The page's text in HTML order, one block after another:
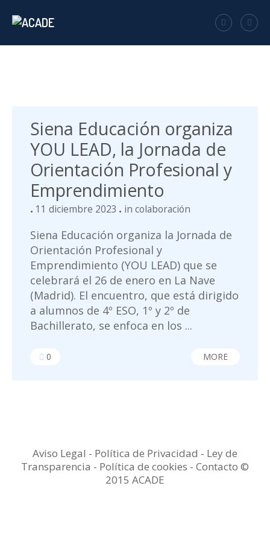
Siena Educación organiza
YOU LEAD, la Jornada de
Orientación Profesional y
Emprendimiento
11 diciembre 2023 in colaboración
Siena Educación organiza la Jornada de
Orientación Profesional y
Emprendimiento (YOU LEAD) que se
celebrará el 26 de enero en La Nave
(Madrid). El encuentro, que está dirigido
a alumnos de 4º ESO, 1º y 2º de
Bachillerato, se enfoca en los ...
0 MORE
Aviso Legal - Política de Privacidad - Ley de
Transparencia - Política de cookies - Contacto ©
2015 ACADE